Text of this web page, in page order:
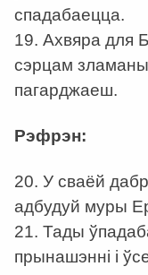
спадабаецца.
19. Ахвяра для
сэрцам
пагарджаеш.
Рэфрэн:
20. У сваёй
адбудуй муры
21. Тады
прынашэнні і